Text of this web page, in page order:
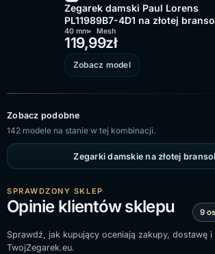
Zegarek damski Paul Lorens
PL11989B7-4D1 na złotej
mesh, złota tarcza
40 mm Mesh
119,99zł
Zobacz model
Zobacz podobne
142 modele na stanie w tej kombinacji.
Zegarki damskie na złotej
SPRAWDZONY SKLEP
Opinie klientów sklepu 9
Sprawdź, jak kupujący oceniają zakupy, dostawę i
TwojZegarek.eu.